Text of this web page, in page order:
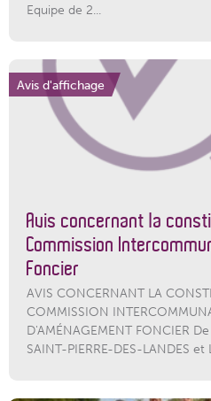
Equipe de 2...
Avis d'affichage
Avis concernant la
Commission
Foncier
AVIS CONCERNANT LA
COMMISSION
D'AMÉNAGEMENT FONCIER
SAINT-PIERRE-DES-LANDES et